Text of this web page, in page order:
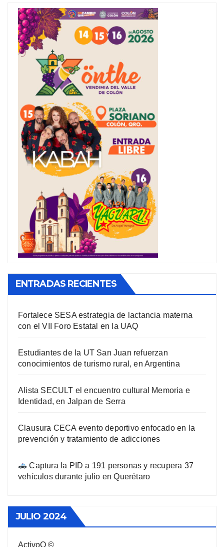
ENTRADAS RECIENTES
Fortalece SESA estrategia de lactancia materna
con el VII Foro Estatal en la UAQ
Estudiantes de la UT San Juan refuerzan
conocimientos de turismo rural, en Argentina
Alista SECULT el encuentro cultural Memoria e
Identidad, en Jalpan de Serra
Clausura CECA evento deportivo enfocado en la
prevención y tratamiento de adicciones
Captura la PID a 191 personas y recupera 37
vehículos durante julio en Querétaro
JULIO 2024
ActivoQ ©